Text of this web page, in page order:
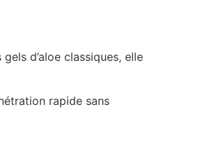
d’aloe classiques, elle
rapide sans